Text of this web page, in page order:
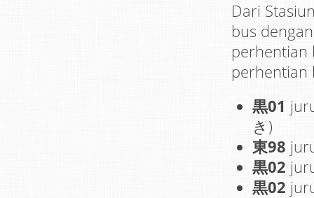
Dari
bus
perhentian
黒01
き)
東98
黒02
黒02